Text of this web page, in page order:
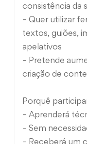
consistência da
– Quer utilizar
textos, guiões,
apelativos
– Pretende
criação de
Porquê
– Aprenderá
– Sem
– Receberá um